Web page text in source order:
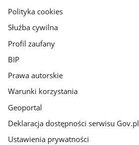
gov.pl
Polityka cookies
Służba cywilna
Profil zaufany
BIP
Prawa autorskie
Warunki korzystania
Geoportal
Deklaracja dostępności serwisu Gov.pl
Ustawienia prywatności